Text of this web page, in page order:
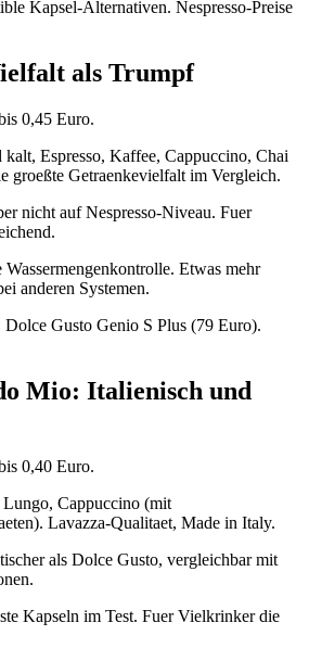
Kapsel-Alternativen. Nespresso-Preise
als Trumpf
0,45 Euro.
kalt, Espresso, Kaffee, Cappuccino, Chai
groeßte Getraenkevielfalt im Vergleich.
nicht auf Nespresso-Niveau. Fuer
Wassermengenkontrolle. Etwas mehr
anderen Systemen.
Dolce Gusto Genio S Plus (79 Euro).
Mio: Italienisch und
0,40 Euro.
Lungo, Cappuccino (mit
Lavazza-Qualitaet, Made in Italy.
als Dolce Gusto, vergleichbar mit
Kapseln im Test. Fuer Vielkrinker die